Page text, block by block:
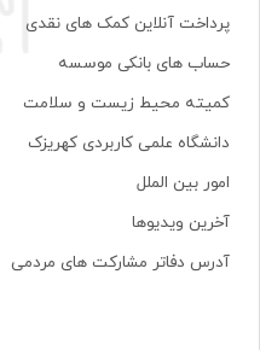
پرداخت آنلاین کمک های نقدی
حساب های بانکی موسسه
کمیته محیط زیست و سلامت
دانشگاه علمی کاربردی کهریزک
امور بین الملل
آخرین ویدیوها
آدرس دفاتر مشارکت های مردمی